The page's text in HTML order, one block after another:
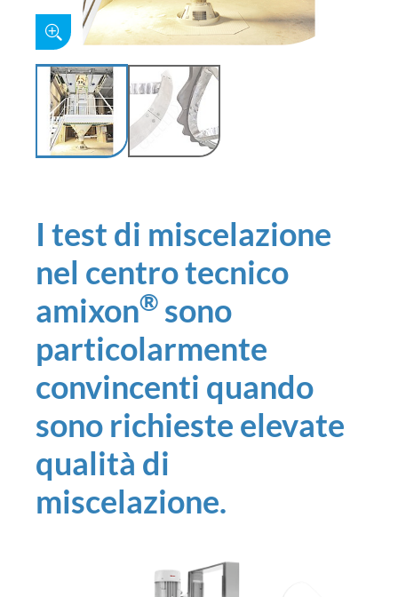
I test di miscelazione
nel centro tecnico
amixon® sono
particolarmente
convincenti quando
sono richieste elevate
qualità di
miscelazione.